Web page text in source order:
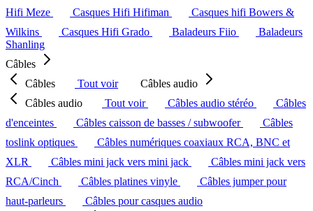
Hifi Meze
Casques Hifi Hifiman
Casques hifi Bowers &
Wilkins
Casques Hifi Grado Baladeurs Fiio
Baladeurs
Shanling
Câbles
Câbles
Tout voir
Câbles audio
Câbles audio
Tout voir Câbles audio stéréo
Câbles
d'enceintes
Câbles caisson de basses / subwoofer
Câbles
toslink optiques
Câbles numériques coaxiaux RCA, BNC et
XLR
Câbles mini jack vers mini jack
Câbles mini jack vers
RCA/Cinch
Câbles platines vinyle
Câbles jumper pour
haut-parleurs
Câbles pour casques audio